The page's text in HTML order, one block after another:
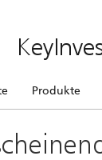
Produkte